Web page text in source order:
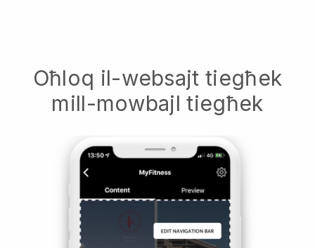
Oħloq il-websajt tiegħek
mill-mowbajl tiegħek